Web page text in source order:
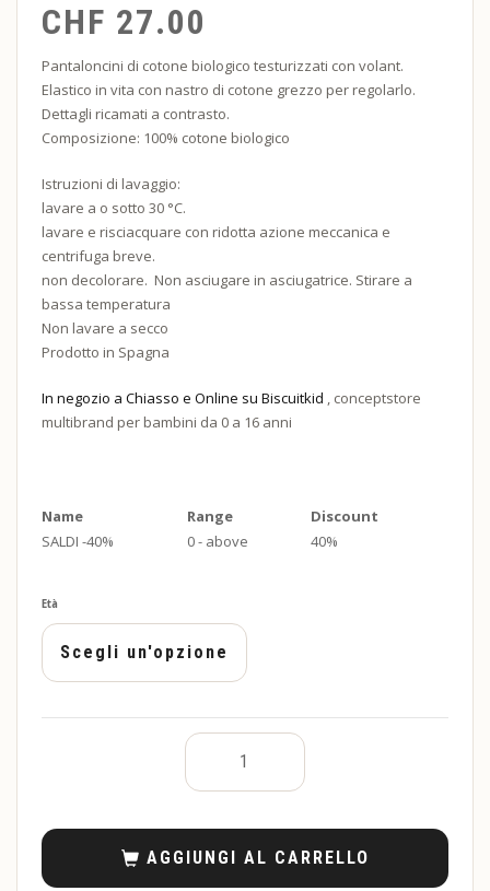
CHF 27.00
Pantaloncini di cotone biologico testurizzati con volant.
Elastico in vita con nastro di cotone grezzo per regolarlo.
Dettagli ricamati a contrasto.
Composizione: 100% cotone biologico
Istruzioni di lavaggio:
lavare a o sotto 30 °C.
lavare e risciacquare con ridotta azione meccanica e
centrifuga breve.
non decolorare. Non asciugare in asciugatrice. Stirare a
bassa temperatura
Non lavare a secco
Prodotto in Spagna
In negozio a Chiasso e Online su Biscuitkid , conceptstore
multibrand per bambini da 0 a 16 anni
Name Range
Discount
SALDI -40%
0 - above 40%
Età
AGGIUNGI AL CARRELLO